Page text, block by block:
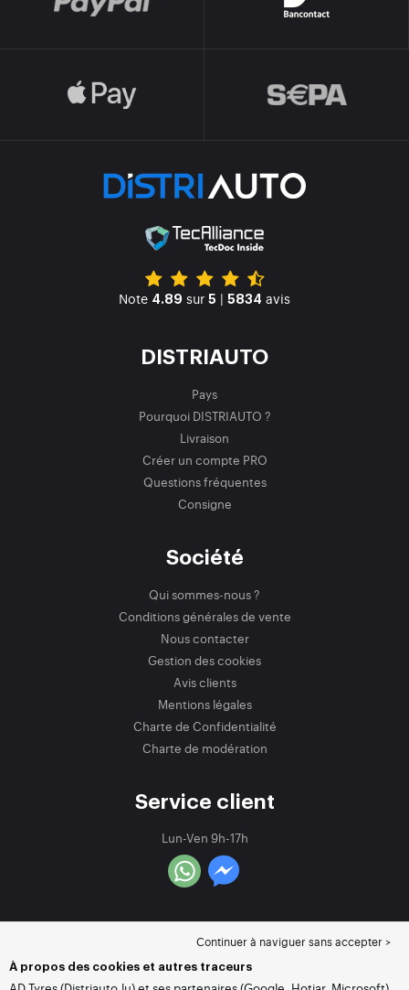
Note 4.89 sur 5 | 5834 avis
DISTRIAUTO
Pays
Pourquoi DISTRIAUTO ?
Livraison
Créer un compte PRO
Questions fréquentes
Consigne
Société
Qui sommes-nous ?
Conditions générales de vente
Nous contacter
Gestion des cookies
Avis clients
Mentions légales
Charte de Confidentialité
Charte de modération
Service client
Lun-Ven 9h-17h
Continuer à naviguer sans accepter >
À propos des cookies et autres traceurs